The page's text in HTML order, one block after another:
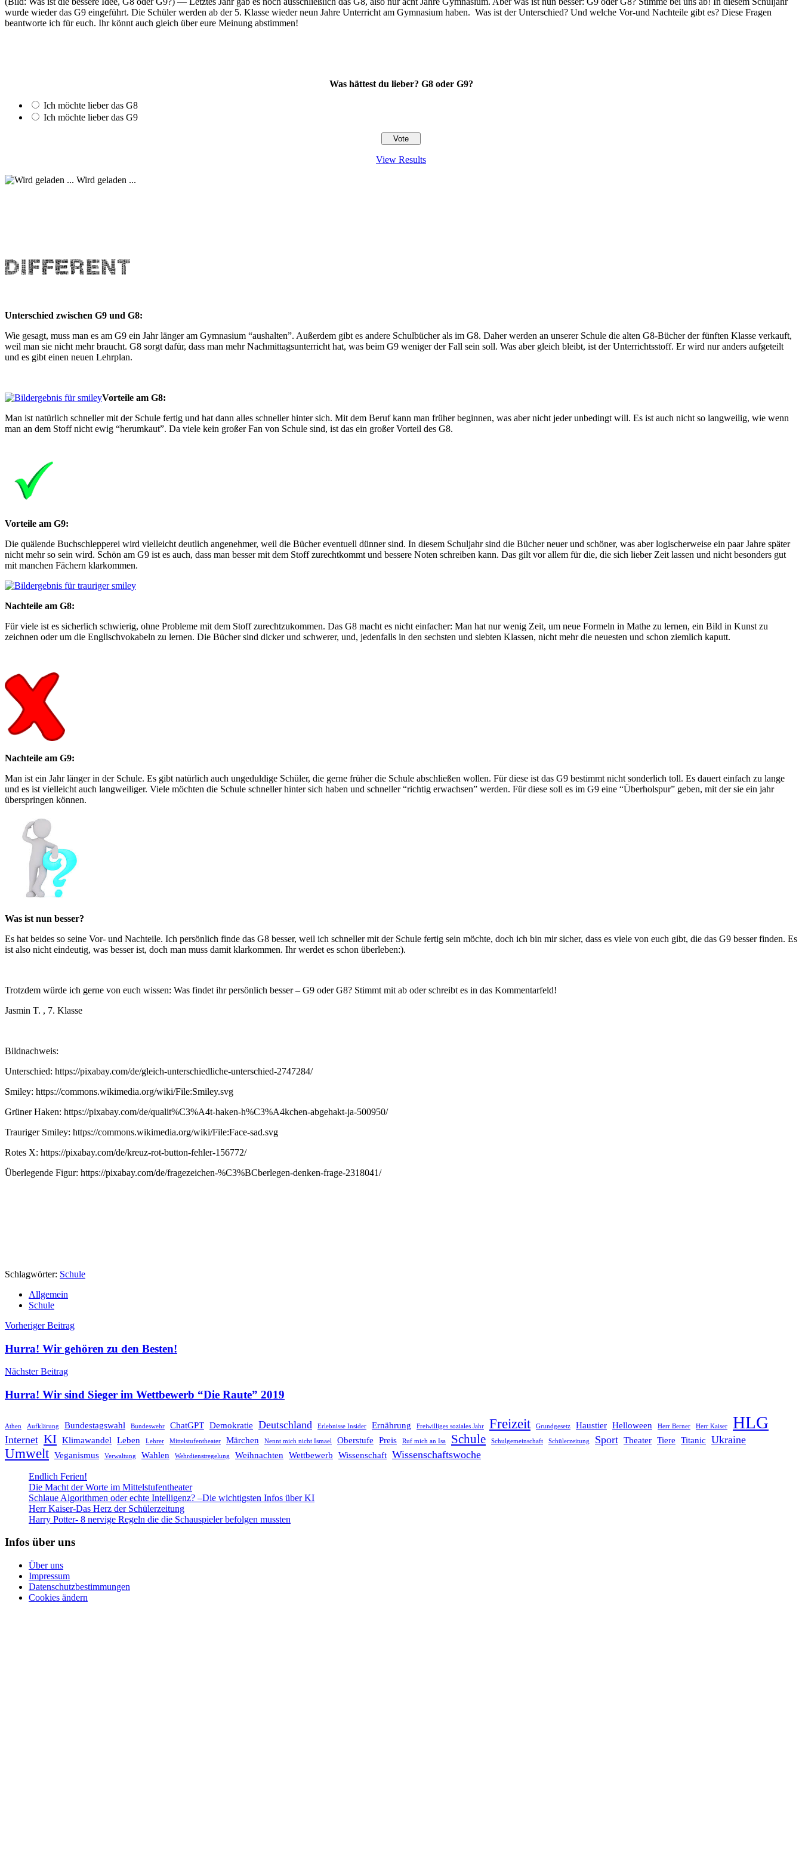
wurde wieder das G9 eingeführt. Die Schüler werden ab der 5. Klasse wieder neun Jahre Unterricht am Gymnasium haben. Was ist der Unterschied? Und welche Vor-und Nachteile gibt es? Diese Fragen
beantworte ich für euch. Ihr könnt auch gleich über eure Meinung abstimmen!
Was hättest du lieber? G8 oder G9?
Ich möchte lieber das G8
Ich möchte lieber das G9
View Results
Wird geladen ...
Unterschied zwischen G9 und G8:
Wie gesagt, muss man es am G9 ein Jahr länger am Gymnasium “aushalten”. Außerdem gibt es andere Schulbücher als im G8. Daher werden an unserer Schule die alten G8-Bücher der fünften Klasse verkauft,
weil man sie nicht mehr braucht. G8 sorgt dafür, dass man mehr Nachmittagsunterricht hat, was beim G9 weniger der Fall sein soll. Was aber gleich bleibt, ist der Unterrichtsstoff. Er wird nur anders aufgeteilt
und es gibt einen neuen Lehrplan.
Vorteile am G8:
Man ist natürlich schneller mit der Schule fertig und hat dann alles schneller hinter sich. Mit dem Beruf kann man früher beginnen, was aber nicht jeder unbedingt will. Es ist auch nicht so langweilig, wie wenn
man an dem Stoff nicht ewig “herumkaut”. Da viele kein großer Fan von Schule sind, ist das ein großer Vorteil des G8.
Vorteile am G9:
Die quälende Buchschlepperei wird vielleicht deutlich angenehmer, weil die Bücher eventuell dünner sind. In diesem Schuljahr sind die Bücher neuer und schöner, was aber logischerweise ein paar Jahre später
nicht mehr so sein wird. Schön am G9 ist es auch, dass man besser mit dem Stoff zurechtkommt und bessere Noten schreiben kann. Das gilt vor allem für die, die sich lieber Zeit lassen und nicht besonders gut
mit manchen Fächern klarkommen.
Nachteile am G8:
Für viele ist es sicherlich schwierig, ohne Probleme mit dem Stoff zurechtzukommen. Das G8 macht es nicht einfacher: Man hat nur wenig Zeit, um neue Formeln in Mathe zu lernen, ein Bild in Kunst zu
zeichnen oder um die Englischvokabeln zu lernen. Die Bücher sind dicker und schwerer, und, jedenfalls in den sechsten und siebten Klassen, nicht mehr die neuesten und schon ziemlich kaputt.
Nachteile am G9:
Man ist ein Jahr länger in der Schule. Es gibt natürlich auch ungeduldige Schüler, die gerne früher die Schule abschließen wollen. Für diese ist das G9 bestimmt nicht sonderlich toll. Es dauert einfach zu lange
und es ist vielleicht auch langweiliger. Viele möchten die Schule schneller hinter sich haben und schneller “richtig erwachsen” werden. Für diese soll es im G9 eine “Überholspur” geben, mit der sie ein jahr
überspringen können.
Was ist nun besser?
Es hat beides so seine Vor- und Nachteile. Ich persönlich finde das G8 besser, weil ich schneller mit der Schule fertig sein möchte, doch ich bin mir sicher, dass es viele von euch gibt, die das G9 besser finden. Es
ist also nicht eindeutig, was besser ist, doch man muss damit klarkommen. Ihr werdet es schon überleben:).
Trotzdem würde ich gerne von euch wissen: Was findet ihr persönlich besser – G9 oder G8? Stimmt mit ab oder schreibt es in das Kommentarfeld!
Jasmin T. , 7. Klasse
Bildnachweis:
Unterschied: https://pixabay.com/de/gleich-unterschiedliche-unterschied-2747284/
Smiley: https://commons.wikimedia.org/wiki/File:Smiley.svg
Grüner Haken: https://pixabay.com/de/qualit%C3%A4t-haken-h%C3%A4kchen-abgehakt-ja-500950/
Trauriger Smiley: https://commons.wikimedia.org/wiki/File:Face-sad.svg
Rotes X: https://pixabay.com/de/kreuz-rot-button-fehler-156772/
Überlegende Figur: https://pixabay.com/de/fragezeichen-%C3%BCberlegen-denken-frage-2318041/
Schlagwörter: Schule
Allgemein
Schule
Beitragsnavigation
Vorheriger Beitrag
Hurra! Wir gehören zu den Besten!
Nächster Beitrag
Hurra! Wir sind Sieger im Wettbewerb “Die Raute” 2019
Athen Aufklärung Bundestagswahl Bundeswehr ChatGPT Demokratie Deutschland Erlebnisse Insider Ernährung Freiwilliges soziales Jahr Freizeit Grundgesetz Haustier Helloween Herr Berner Herr Kaiser HLG
Internet KI Klimawandel Leben Lehrer Mittelstufentheater Märchen Nennt mich nicht Ismael Oberstufe Preis Ruf mich an Isa Schule Schulgemeinschaft Schülerzeitung Sport Theater Tiere Titanic Ukraine
Umwelt Veganismus Verwaltung Wahlen Wehrdienstregelung Weihnachten Wettbewerb Wissenschaft Wissenschaftswoche
Endlich Ferien!
Die Macht der Worte im Mittelstufentheater
Schlaue Algorithmen oder echte Intelligenz? –Die wichtigsten Infos über KI
Herr Kaiser-Das Herz der Schülerzeitung
Harry Potter- 8 nervige Regeln die die Schauspieler befolgen mussten
Infos über uns
Über uns
Impressum
Datenschutzbestimmungen
Cookies ändern